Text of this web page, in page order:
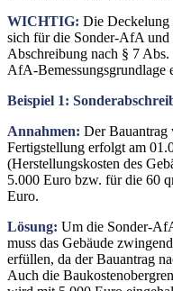
WICHTIG: Die Deckelung
sich für die Sonder-AfA und
Abschreibung nach § 7
AfA-Bemessungsgrundlage
Beispiel 1:
Annahmen: Der Bauantrag
Fertigstellung erfolgt am
(Herstellungskosten des
5.000 Euro bzw. für die 60
Euro.
Lösung: Um die Sonder-
muss das Gebäude
erfüllen, da der Bauantrag
Auch die